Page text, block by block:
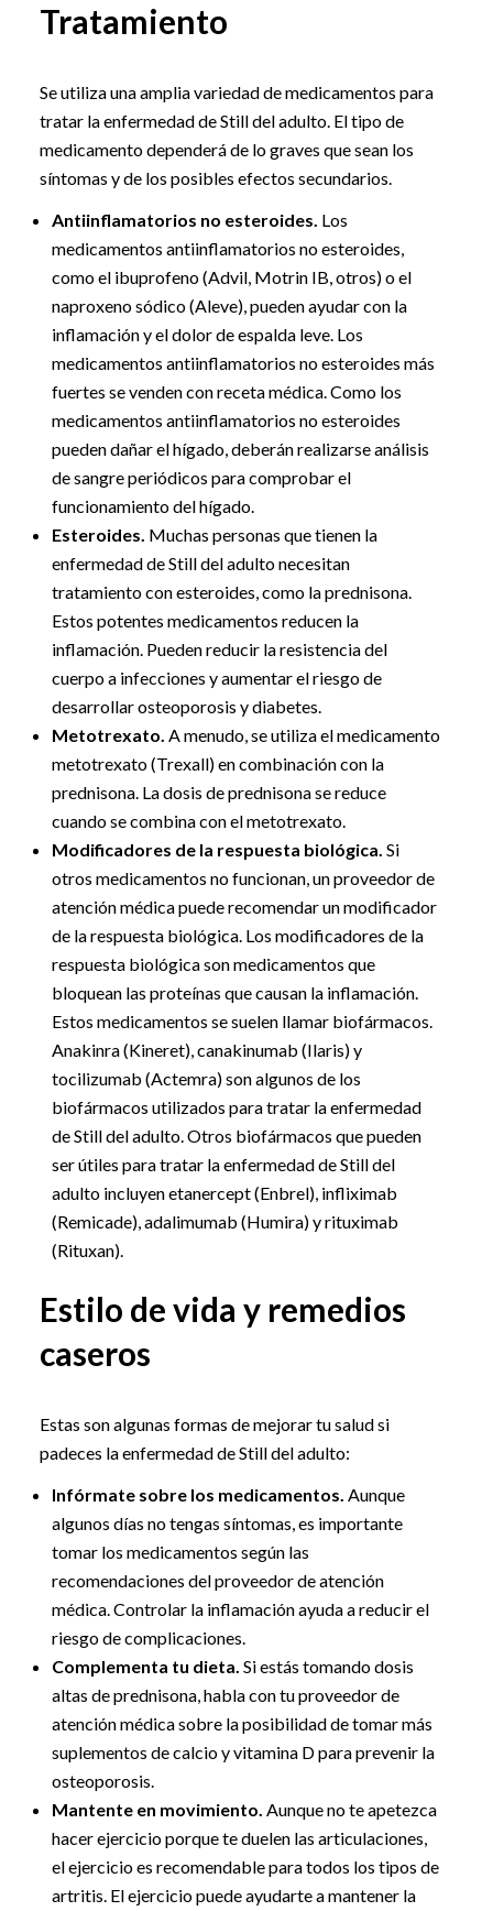
Tratamiento
Se utiliza una amplia variedad de medicamentos para
tratar la enfermedad de Still del adulto. El tipo de
medicamento dependerá de lo graves que sean los
síntomas y de los posibles efectos secundarios.
Antiinflamatorios no esteroides. Los
medicamentos antiinflamatorios no esteroides,
como el ibuprofeno (Advil, Motrin IB, otros) o el
naproxeno sódico (Aleve), pueden ayudar con la
inflamación y el dolor de espalda leve. Los
medicamentos antiinflamatorios no esteroides más
fuertes se venden con receta médica. Como los
medicamentos antiinflamatorios no esteroides
pueden dañar el hígado, deberán realizarse análisis
de sangre periódicos para comprobar el
funcionamiento del hígado.
Esteroides. Muchas personas que tienen la
enfermedad de Still del adulto necesitan
tratamiento con esteroides, como la prednisona.
Estos potentes medicamentos reducen la
inflamación. Pueden reducir la resistencia del
cuerpo a infecciones y aumentar el riesgo de
desarrollar osteoporosis y diabetes.
Metotrexato. A menudo, se utiliza el medicamento
metotrexato (Trexall) en combinación con la
prednisona. La dosis de prednisona se reduce
cuando se combina con el metotrexato.
Modificadores de la respuesta biológica. Si
otros medicamentos no funcionan, un proveedor de
atención médica puede recomendar un modificador
de la respuesta biológica. Los modificadores de la
respuesta biológica son medicamentos que
bloquean las proteínas que causan la inflamación.
Estos medicamentos se suelen llamar biofármacos.
Anakinra (Kineret), canakinumab (Ilaris) y
tocilizumab (Actemra) son algunos de los
biofármacos utilizados para tratar la enfermedad
de Still del adulto. Otros biofármacos que pueden
ser útiles para tratar la enfermedad de Still del
adulto incluyen etanercept (Enbrel), infliximab
(Remicade), adalimumab (Humira) y rituximab
(Rituxan).
Estilo de vida y remedios
caseros
Estas son algunas formas de mejorar tu salud si
padeces la enfermedad de Still del adulto:
Infórmate sobre los medicamentos. Aunque
algunos días no tengas síntomas, es importante
tomar los medicamentos según las
recomendaciones del proveedor de atención
médica. Controlar la inflamación ayuda a reducir el
riesgo de complicaciones.
Complementa tu dieta. Si estás tomando dosis
altas de prednisona, habla con tu proveedor de
atención médica sobre la posibilidad de tomar más
suplementos de calcio y vitamina D para prevenir la
osteoporosis.
Mantente en movimiento. Aunque no te apetezca
hacer ejercicio porque te duelen las articulaciones,
el ejercicio es recomendable para todos los tipos de
artritis. El ejercicio puede ayudarte a mantener la